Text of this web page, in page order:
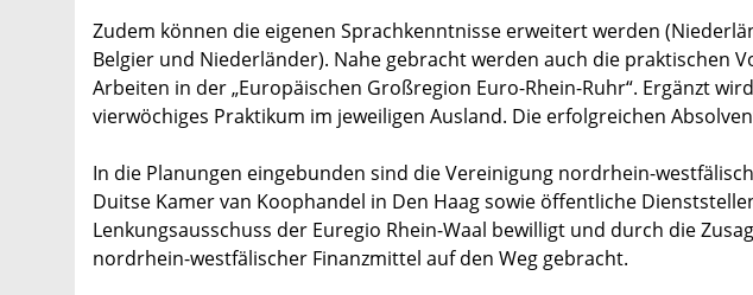
Zudem können die eigenen Sprachkenntnisse erweitert werden
Belgier und Niederländer). Nahe gebracht werden auch die praktischen
Arbeiten in der „Europäischen Großregion Euro-Rhein-Ruhr“. Ergänzt
vierwöchiges Praktikum im jeweiligen Ausland. Die erfolgreichen
In die Planungen eingebunden sind die Vereinigung nordrhein-
Duitse Kamer van Koophandel in Den Haag sowie öffentliche
Lenkungsausschuss der Euregio Rhein-Waal bewilligt und durch die
nordrhein-westfälischer Finanzmittel auf den Weg gebracht.